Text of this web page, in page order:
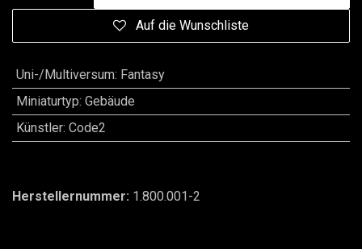
Auf die Wunschliste
Uni-/Multiversum: Fantasy
Miniaturtyp: Gebäude
Künstler: Code2
Herstellernummer: 1.800.001-2